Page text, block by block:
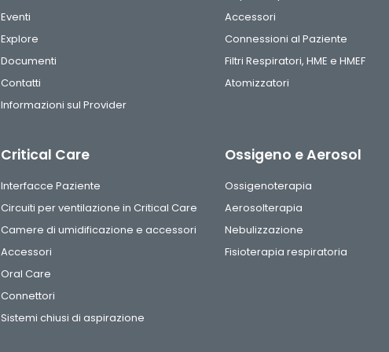
Eventi
Explore
Documenti
Contatti
Informazioni sul Provider
Accessori
Connessioni al Paziente
Filtri Respiratori, HME e HMEF
Atomizzatori
Critical Care
Interfacce Paziente
Circuiti per ventilazione in Critical Care
Camere di umidificazione e accessori
Accessori
Oral Care
Connettori
Sistemi chiusi di aspirazione
Ossigeno e Aerosol
Ossigenoterapia
Aerosolterapia
Nebulizzazione
Fisioterapia respiratoria